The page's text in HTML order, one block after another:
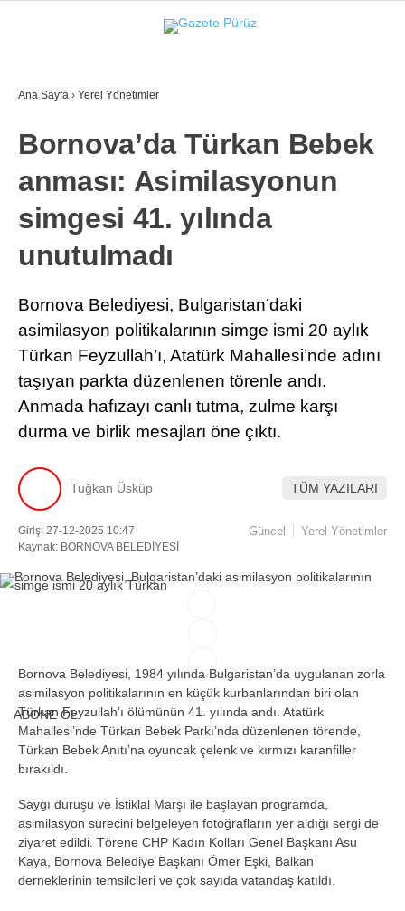
WhatsApp İhbar Hattı
Instagram
Youtube
YEREL YÖNETIMLER
GÜNCEL
EKONOMI
POLITIKA
KÜLTÜR-SANAT
DIĞER
Ana Sayfa › Yerel Yönetimler
Bornova’da Türkan Bebek
anması: Asimilasyonun
simgesi 41. yılında
unutulmadı
Bornova Belediyesi, Bulgaristan’daki
asimilasyon politikalarının simge ismi 20 aylık
Türkan Feyzullah’ı, Atatürk Mahallesi’nde adını
taşıyan parkta düzenlenen törenle andı.
Anmada hafızayı canlı tutma, zulme karşı
durma ve birlik mesajları öne çıktı.
Tuğkan Üsküp TÜM YAZILARI
Giriş: 27-12-2025 10:47
Kaynak: BORNOVA BELEDİYESİ
Güncel Yerel Yönetimler
ABONE OL
Bornova Belediyesi, 1984 yılında Bulgaristan’da uygulanan zorla
asimilasyon politikalarının en küçük kurbanlarından biri olan
Türkan Feyzullah’ı ölümünün 41. yılında andı. Atatürk
Mahallesi’nde Türkan Bebek Parkı’nda düzenlenen törende,
Türkan Bebek Anıtı’na oyuncak çelenk ve kırmızı karanfiller
bırakıldı.
Saygı duruşu ve İstiklal Marşı ile başlayan programda,
asimilasyon sürecini belgeleyen fotoğrafların yer aldığı sergi de
ziyaret edildi. Törene CHP Kadın Kolları Genel Başkanı Asu
Kaya, Bornova Belediye Başkanı Ömer Eşki, Balkan
derneklerinin temsilcileri ve çok sayıda vatandaş katıldı.